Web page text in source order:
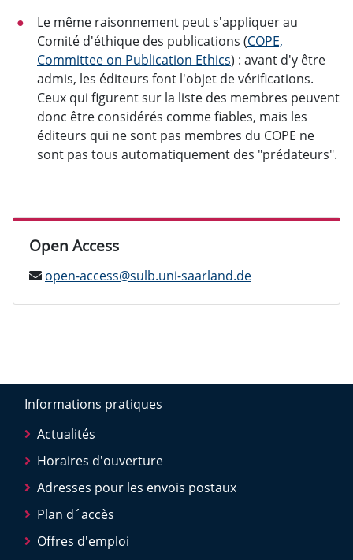
Le même raisonnement peut s'appliquer au
Comité d'éthique des publications (COPE,
Committee on Publication Ethics) : avant d'y être
admis, les éditeurs font l'objet de vérifications.
Ceux qui figurent sur la liste des membres peuvent
donc être considérés comme fiables, mais les
éditeurs qui ne sont pas membres du COPE ne
sont pas tous automatiquement des "prédateurs".
Open Access
open-access@sulb.uni-saarland.de
Informations pratiques
Actualités
Horaires d'ouverture
Adresses pour les envois postaux
Plan d´accès
Offres d'emploi